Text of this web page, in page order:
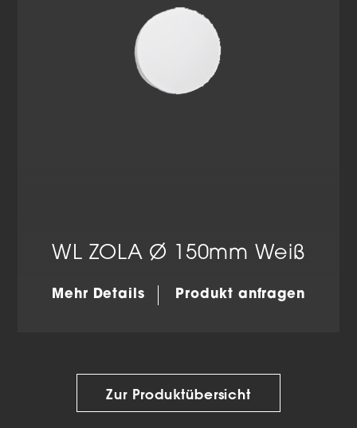
WL ZOLA Ø 150mm Weiß
Mehr Details Produkt anfragen
Zur Produktübersicht